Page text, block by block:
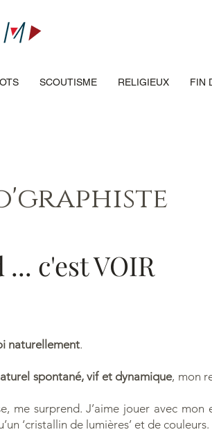
SCOUTISME RELIGIEUX FIN
c'est VOIR
naturellement.
spontané, vif et dynamique, mon
me surprend. J’aime jouer avec mon
‘cristallin de lumières’ et de couleurs.